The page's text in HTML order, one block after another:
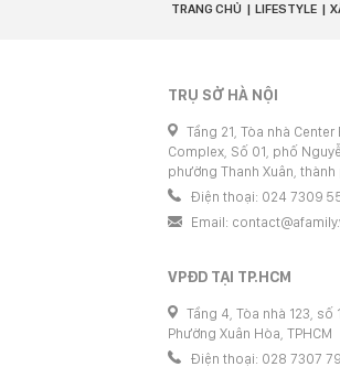
TRANG CHỦ LIFESTYLE
TRỤ SỞ HÀ NỘI
Tầng 21, Tòa nhà
Complex, Số 01, phố
phường Thanh Xuân,
Điện thoại: 024 7309
Email:
VPĐD TẠI TP.HCM
Tầng 4, Tòa nhà 123, số
Phường Xuân Hòa, TPHCM
Điện thoại: 028 7307